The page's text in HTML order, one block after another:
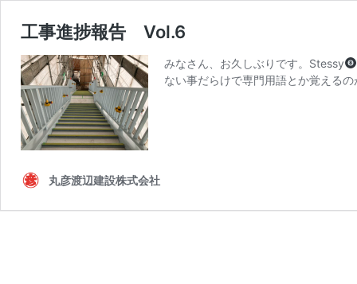
工事進捗報告 Vol.6
みなさん、お久しぶりです。Stessy
ない事だらけで専門用語とか覚える
丸彦渡辺建設株式会社